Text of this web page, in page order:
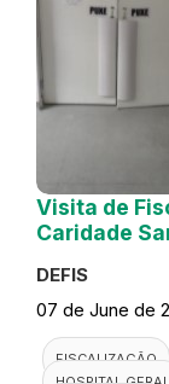
Visita de
Caridade
DEFIS
07 de June de
FISCALIZAÇÃO